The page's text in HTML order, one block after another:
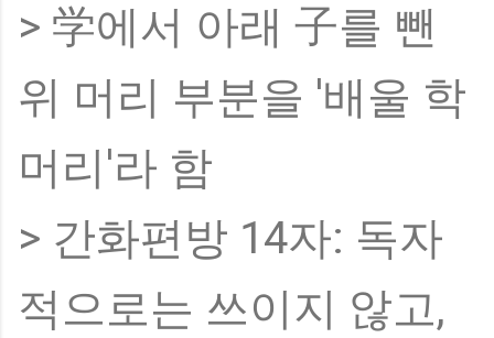
> 学에서 아래 子를 뺀
위 머리 부분을 '배울 학
머리'라 함
> 간화편방 14자: 독자
적으로는 쓰이지 않고,